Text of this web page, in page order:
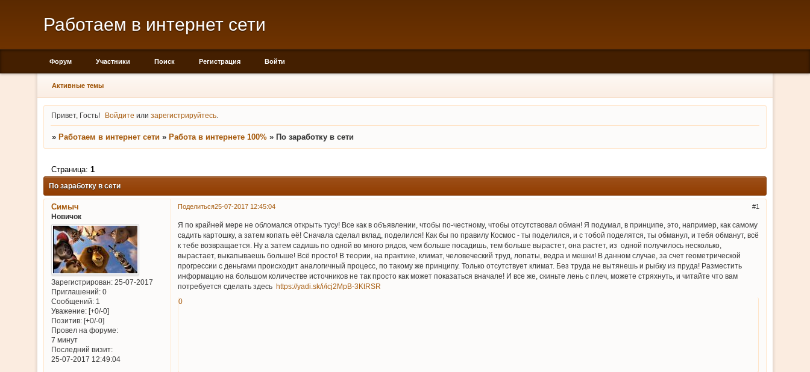
Работаем в интернет сети
Форум Участники Поиск Регистрация Войти
Активные темы
Привет, Гость! Войдите илизарегистрируйтесь
» Работаем в интернет сети » Работа в интернете 100% » По заработку в сети
По заработку в сети
Страница: 1
Поделиться 1
25-07-2017 12:45:04
Симыч
Новичок
Зарегистрирован: 25-07-2017
Приглашений:0
Сообщений:1
Уважение: [+0/-0]
Позитив: [+0/-0]
Провел на форуме:
7 минут
Последний визит:
25-07-2017 12:49:04
Я по крайней мере не обломался открыть тусу! Все как в объявлении, чтобы по-честному, чтобы отсутствовал обман! Я подумал, в принципе, это, например, как самому
садить картошку, а затем копать её! Сначала сделал вклад, поделился! Как бы по правилу Космос - ты поделился, и с тобой поделятся, ты обманул, и тебя обманут, всё
к тебе возвращается. Ну а затем садишь по одной во много рядов, чем больше посадишь, тем больше вырастет, она растет, из одной получилось несколько,
вырастает, выкапываешь больше! Всё просто! В теории, на практике, климат, человеческий труд, лопаты, ведра и мешки! В данном случае, за счет геометрической
прогрессии с деньгами происходит аналогичный процесс, по такому же принципу. Только отсутствует климат. Без труда не вытянешь и рыбку из пруда! Разместить
информацию на большом количестве источников не так просто как может показаться вначале! И все же, скиньте лень с плеч, можете стряхнуть, и читайте что вам
потребуется сделать здесьhttps://yadi.sk/i/icj2MpB-3KtRSR
0